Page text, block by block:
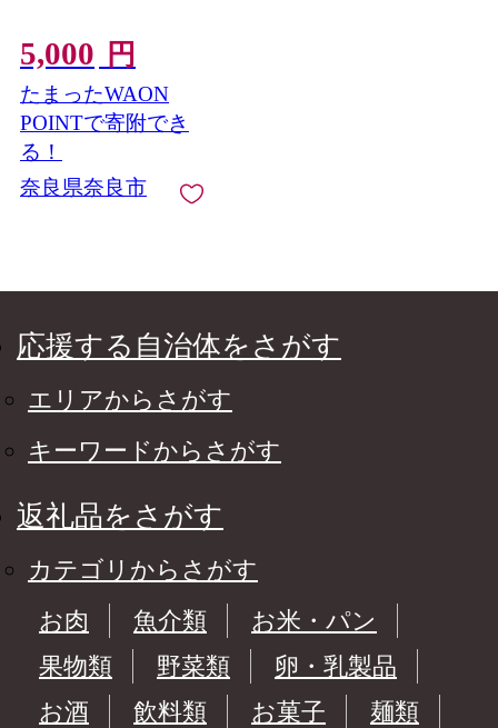
5,000 円
たまったWAON
POINTで寄附でき
る！
奈良県奈良市
応援する自治体をさがす
エリアからさがす
キーワードからさがす
返礼品をさがす
カテゴリからさがす
お肉
魚介類
お米・パン
果物類
野菜類
卵・乳製品
お酒
飲料類 お菓子
麺類